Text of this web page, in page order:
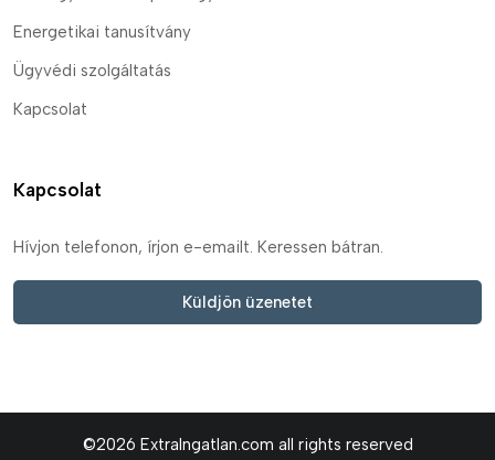
Energetikai tanusítvány
Ügyvédi szolgáltatás
Kapcsolat
Kapcsolat
Hívjon telefonon, írjon e-emailt. Keressen bátran.
Küldjön üzenetet
©2026 ExtraIngatlan.com all rights reserved